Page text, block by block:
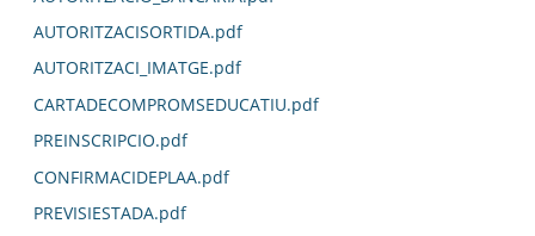
AUTORITZACISORTIDA.pdf
AUTORITZACI_IMATGE.pdf
CARTADECOMPROMSEDUCATIU.pdf
PREINSCRIPCIO.pdf
CONFIRMACIDEPLAA.pdf
PREVISIESTADA.pdf